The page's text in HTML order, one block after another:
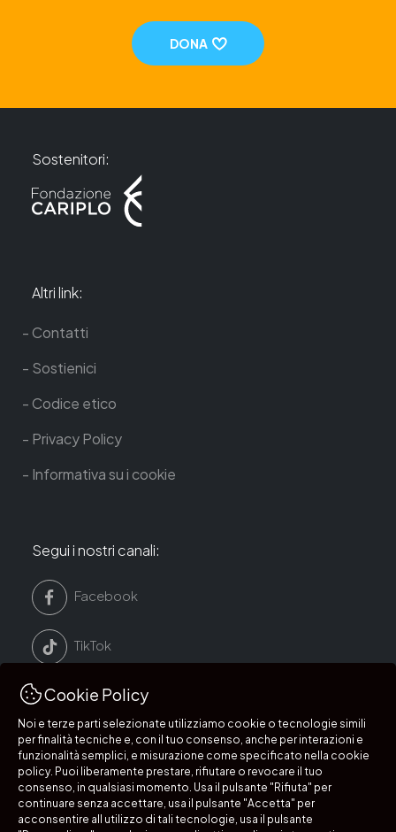
DONA
Sostenitori:
Altri link:
Contatti
Sostienici
Codice etico
Privacy Policy
Informativa su i cookie
Segui i nostri canali:
Facebook
TikTok
LinkedIn
Instagram
Cookie Policy
Noi e terze parti selezionate utilizziamo cookie o tecnologie simili
per finalità tecniche e, con il tuo consenso, anche per interazioni e
funzionalità semplici, e misurazione come specificato nella cookie
policy. Puoi liberamente prestare, rifiutare o revocare il tuo
consenso, in qualsiasi momento. Usa il pulsante "Rifiuta" per
continuare senza accettare, usa il pulsante "Accetta" per
acconsentire all utilizzo di tali tecnologie, usa il pulsante